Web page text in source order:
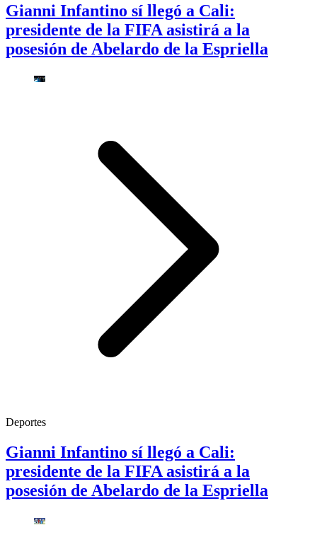
Gianni Infantino sí llegó a Cali:
presidente de la FIFA asistirá a la
posesión de Abelardo de la Espriella
Deportes
Gianni Infantino sí llegó a Cali:
presidente de la FIFA asistirá a la
posesión de Abelardo de la Espriella